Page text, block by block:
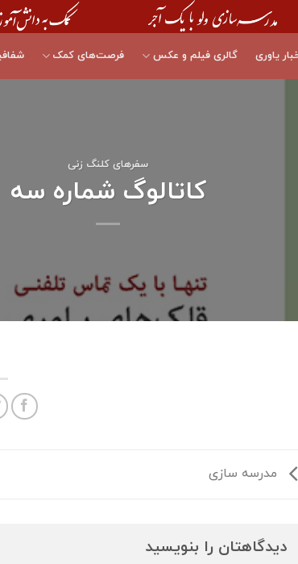
یاوری گالری فیلم و عکس فرصت‌های کمک
سفرهای کلنگ زنی
کاتالوگ شماره سه
مدرسه سازی
دیدگاهتان را بنویسید